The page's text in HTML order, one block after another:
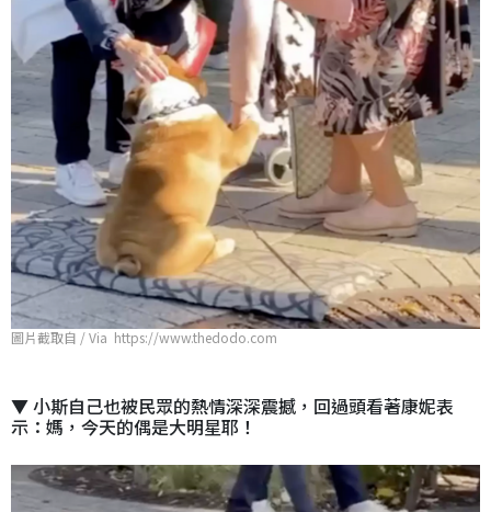
圖片截取自 / Via https://www.thedodo.com
▼ 小斯自己也被民眾的熱情深深震撼，回過頭看著康妮表
示：媽，今天的偶是大明星耶！